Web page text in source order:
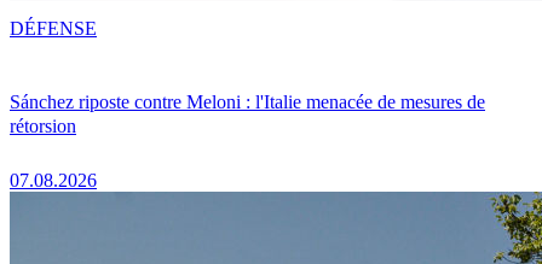
Sánchez riposte contre Meloni : l'Italie menacée de mesures de
rétorsion
07.08.2026
DÉFENSE